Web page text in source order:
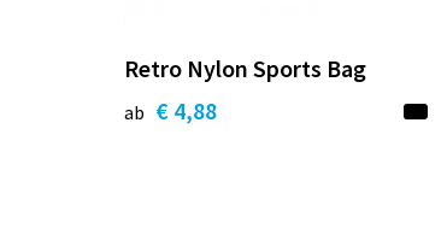
Retro Nylon Sports Bag
ab € 4,88